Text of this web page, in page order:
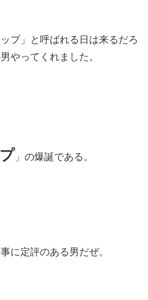
プ」と呼ばれる日は来るだろ
やってくれました。
」の爆誕である。
に定評のある男だぜ。